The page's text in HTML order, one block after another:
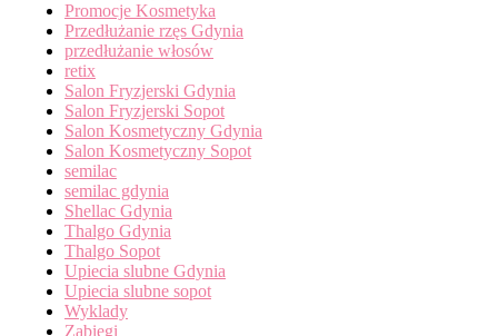
Promocje Kosmetyka
Przedłużanie rzęs Gdynia
przedłużanie włosów
retix
Salon Fryzjerski Gdynia
Salon Fryzjerski Sopot
Salon Kosmetyczny Gdynia
Salon Kosmetyczny Sopot
semilac
semilac gdynia
Shellac Gdynia
Thalgo Gdynia
Thalgo Sopot
Upiecia slubne Gdynia
Upiecia slubne sopot
Wyklady
Zabiegi